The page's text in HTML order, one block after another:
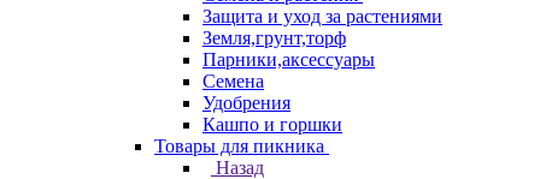
Защита и уход за растениями
Земля,грунт,торф
Парники,аксессуары
Семена
Удобрения
Кашпо и горшки
Товары для пикника
Назад